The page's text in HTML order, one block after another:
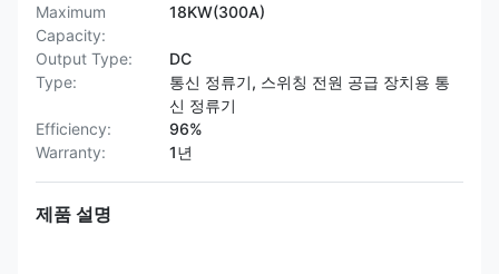
Maximum
Capacity:
18KW(300A)
Output Type:
DC
Type:
통신 정류기, 스위칭 전원 공급 장치용 통
신 정류기
Efficiency:
96%
Warranty:
1년
제품 설명